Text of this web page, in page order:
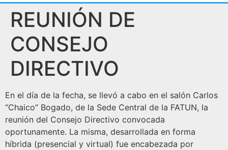
REUNIÓN DE
CONSEJO
DIRECTIVO
En el día de la fecha, se llevó a cabo en el salón Carlos
“Chaico” Bogado, de la Sede Central de la FATUN, la
reunión del Consejo Directivo convocada
oportunamente. La misma, desarrollada en forma
híbrida (presencial y virtual) fue encabezada por